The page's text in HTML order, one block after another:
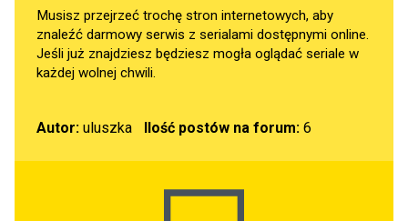
Musisz przejrzeć trochę stron internetowych, aby
znaleźć darmowy serwis z serialami dostępnymi online.
Jeśli już znajdziesz będziesz mogła oglądać seriale w
każdej wolnej chwili.
Autor: uluszka Ilość postów na forum:6